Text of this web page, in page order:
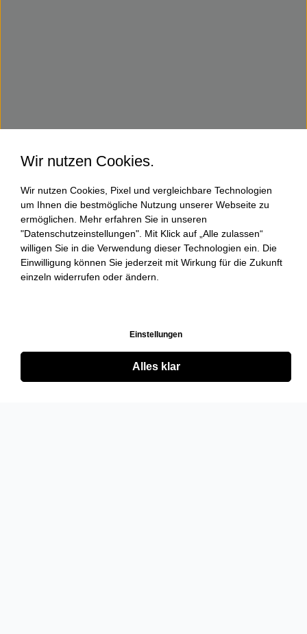
Wir nutzen Cookies.
Wir nutzen Cookies, Pixel und vergleichbare Technologien
um Ihnen die bestmögliche Nutzung unserer Webseite zu
ermöglichen. Mehr erfahren Sie in unseren
"Datenschutzeinstellungen". Mit Klick auf „Alle zulassen“
willigen Sie in die Verwendung dieser Technologien ein. Die
Einwilligung können Sie jederzeit mit Wirkung für die Zukunft
einzeln widerrufen oder ändern.
Einstellungen
Alles klar